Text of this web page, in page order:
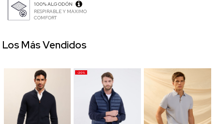
100% ALGODÓN
RESPIRABLE Y MAXIMO
COMFORT
-20%
Los Más Vendidos